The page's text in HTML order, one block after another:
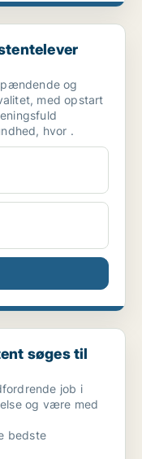
til [xx...
og
med opstart
hvor .
søges til
job i
og være med
bedste